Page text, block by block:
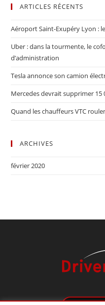
ARTICLES RÉCENTS
Aéroport Saint-Exupéry Lyon :
Uber : dans la tourmente, le
d’administration
Tesla annonce son camion
Mercedes devrait supprimer 15
Quand les chauffeurs VTC
ARCHIVES
février 2020